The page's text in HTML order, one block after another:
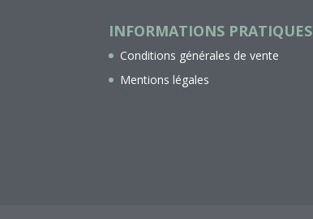
INFORMATIONS PRATIQUES
Conditions générales de vente
Mentions légales